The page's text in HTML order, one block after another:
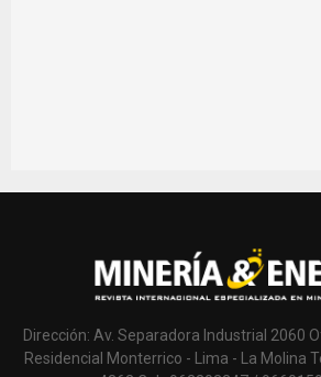
Dirección: Av. Separadora Industrial 2060
Residencial Monterrico - Lima - La Molina